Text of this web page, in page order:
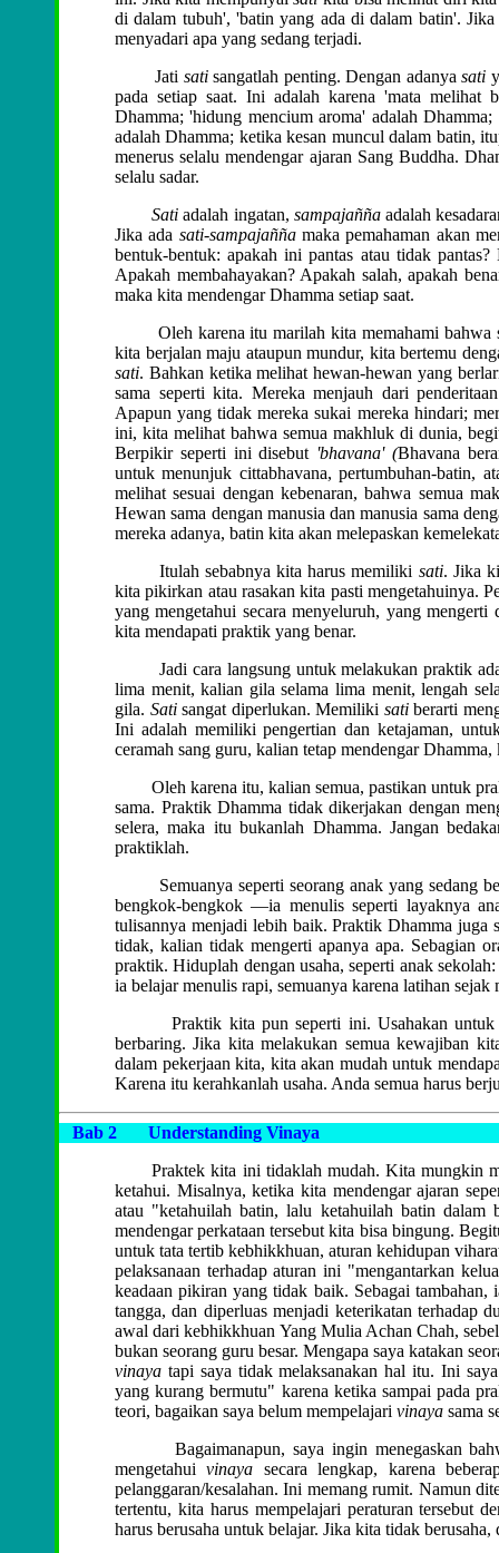
di dalam tubuh', 'batin yang ada di dalam batin'.
menyadari apa yang sedang terjadi.
Jati satisangatlah penting. Dengan adanya sati
pada setiap saat. Ini adalah karena 'mata melihat
Dhamma; 'hidung mencium aroma' adalah
adalah Dhamma; ketika kesan muncul dalam batin,
menerus selalu mendengar ajaran Sang Buddha.
selalu sadar.
Sati adalah ingatan, sampajaññaadalah
Jika ada sati-sampajaññamaka pemahaman akan
bentuk-bentuk: apakah ini pantas atau tidak
Apakah membahayakan? Apakah salah, apakah
maka kita mendengar Dhamma setiap saat.
Oleh karena itu marilah kita memahami bahwa
kita berjalan maju ataupun mundur, kita bertemu
sati. Bahkan ketika melihat hewan-hewan yang
sama seperti kita. Mereka menjauh dari
Apapun yang tidak mereka sukai mereka hindari;
ini, kita melihat bahwa semua makhluk di dunia,
Berpikir seperti ini disebut 'bhavana' (Bhavana
untuk menunjuk cittabhavana, pertumbuhan-batin,
melihat sesuai dengan kebenaran, bahwa semua
Hewan sama dengan manusia dan manusia sama
mereka adanya, batin kita akan melepaskan
Itulah sebabnya kita harus memiliki sati. Jika
kita pikirkan atau rasakan kita pasti mengetahuinya.
yang mengetahui secara menyeluruh, yang
kita mendapati praktik yang benar.
Jadi cara langsung untuk melakukan praktik
lima menit, kalian gila selama lima menit, lengah
gila. Satisangat diperlukan. Memiliki satiberarti
Ini adalah memiliki pengertian dan ketajaman,
ceramah sang guru, kalian tetap mendengar
Oleh karena itu, kalian semua, pastikan untuk
sama. Praktik Dhamma tidak dikerjakan dengan
selera, maka itu bukanlah Dhamma. Jangan
praktiklah.
Semuanya seperti seorang anak yang sedang
bengkok-bengkok —ia menulis seperti layaknya
tulisannya menjadi lebih baik. Praktik Dhamma juga
tidak, kalian tidak mengerti apanya apa. Sebagian
praktik. Hiduplah dengan usaha, seperti anak
ia belajar menulis rapi, semuanya karena latihan sejak
Praktik kita pun seperti ini. Usahakan untuk
berbaring. Jika kita melakukan semua kewajiban
dalam pekerjaan kita, kita akan mudah untuk
Karena itu kerahkanlah usaha. Anda semua harus
Bab 2
Understanding Vinaya
Praktek kita ini tidaklah mudah. Kita mungkin
ketahui. Misalnya, ketika kita mendengar ajaran
atau "ketahuilah batin, lalu ketahuilah batin
mendengar perkataan tersebut kita bisa bingung.
untuk tata tertib kebhikkhuan, aturan kehidupan
pelaksanaan terhadap aturan ini "mengantarkan
keadaan pikiran yang tidak baik. Sebagai
tangga, dan diperluas menjadi keterikatan terhadap
awal dari kebhikkhuan Yang Mulia Achan Chah,
bukan seorang guru besar. Mengapa saya katakan
vinaya tapi saya tidak melaksanakan hal itu. Ini
yang kurang bermutu" karena ketika sampai pada
teori, bagaikan saya belum mempelajari vinaya sama
Bagaimanapun, saya ingin menegaskan
mengetahuivinaya secara lengkap, karena
pelanggaran/kesalahan. Ini memang rumit. Namun
tertentu, kita harus mempelajari peraturan tersebut
harus berusaha untuk belajar. Jika kita tidak